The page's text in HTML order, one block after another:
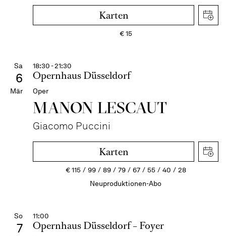
Karten
€15
Sa
6
Mär
18:30 - 21:30
Opernhaus Düsseldorf
Oper
MANON LESCAUT
Giacomo Puccini
Karten
€115 99 89 79 67 55 40
28
Neuproduktionen-Abo
So
7
11:00
Opernhaus Düsseldorf – Foyer